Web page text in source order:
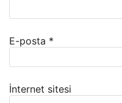
E-posta *
İnternet sitesi